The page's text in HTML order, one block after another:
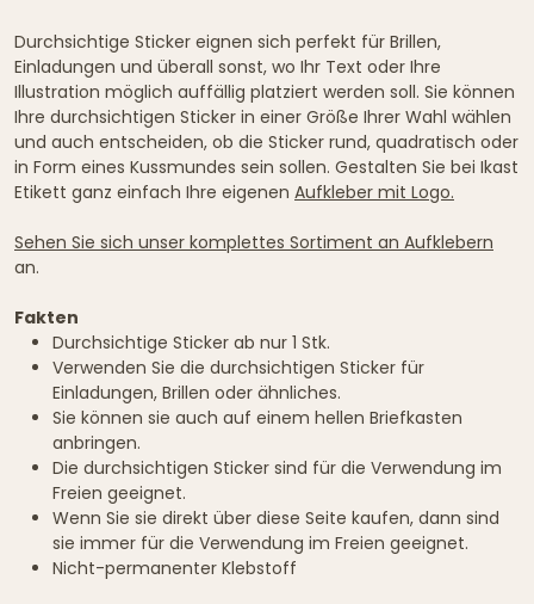
Durchsichtige Sticker eignen sich perfekt für Brillen,
Einladungen und überall sonst, wo Ihr Text oder Ihre
Illustration möglich auffällig platziert werden soll. Sie können
Ihre durchsichtigen Sticker in einer Größe Ihrer Wahl wählen
und auch entscheiden, ob die Sticker rund, quadratisch oder
in Form eines Kussmundes sein sollen. Gestalten Sie bei Ikast
Etikett ganz einfach Ihre eigenen Aufkleber mit Logo.
Sehen Sie sich unser komplettes Sortiment an Aufklebern
an.
Fakten
Durchsichtige Sticker ab nur 1 Stk.
Verwenden Sie die durchsichtigen Sticker für
Einladungen, Brillen oder ähnliches.
Sie können sie auch auf einem hellen Briefkasten
anbringen.
Die durchsichtigen Sticker sind für die Verwendung im
Freien geeignet.
Wenn Sie sie direkt über diese Seite kaufen, dann sind
sie immer für die Verwendung im Freien geeignet.
Nicht-permanenter Klebstoff